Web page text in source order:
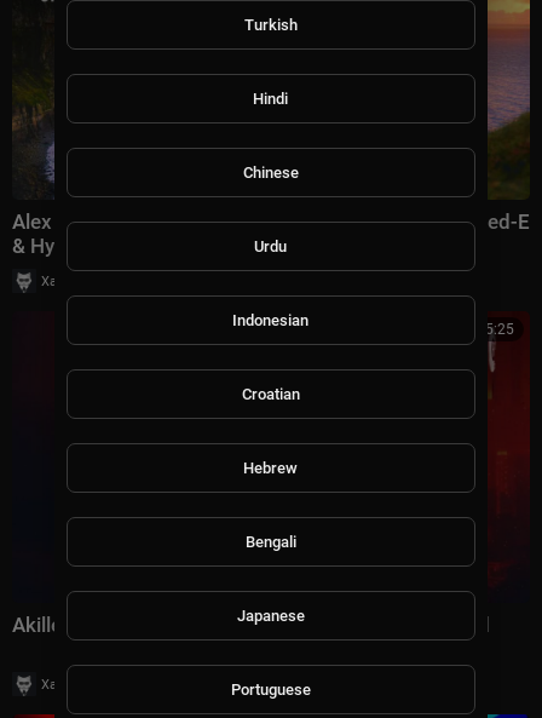
Alex M.O.R.P.H. & Ana Criado - Sunset Boulevard (Sted-E
& Hybrid Heights Remix) [TRANCE CLAS
Хаус Рычалкин
5:25
Akille - Destined By Gravity [Audio Imprint] Extended
Хаус Рычалкин 9 просмотры
Turkish
Hindi
Chinese
Urdu
Indonesian
Croatian
Hebrew
Bengali
Japanese
Portuguese